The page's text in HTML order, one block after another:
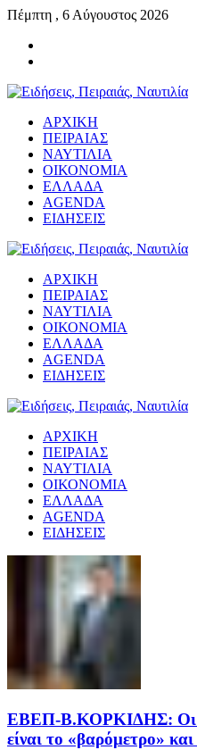
Πέμπτη , 6 Αύγουστος 2026
ΑΡΧΙΚΗ
ΠΕΙΡΑΙΑΣ
ΝΑΥΤΙΛΙΑ
ΟΙΚΟΝΟΜΙΑ
ΕΛΛΑΔΑ
AGENDA
ΕΙΔΗΣΕΙΣ
ΑΡΧΙΚΗ
ΠΕΙΡΑΙΑΣ
ΝΑΥΤΙΛΙΑ
ΟΙΚΟΝΟΜΙΑ
ΕΛΛΑΔΑ
AGENDA
ΕΙΔΗΣΕΙΣ
ΑΡΧΙΚΗ
ΠΕΙΡΑΙΑΣ
ΝΑΥΤΙΛΙΑ
ΟΙΚΟΝΟΜΙΑ
ΕΛΛΑΔΑ
AGENDA
ΕΙΔΗΣΕΙΣ
EΒΕΠ-Β.ΚΟΡΚΙΔΗΣ: Οι
είναι το «βαρόμετρο»